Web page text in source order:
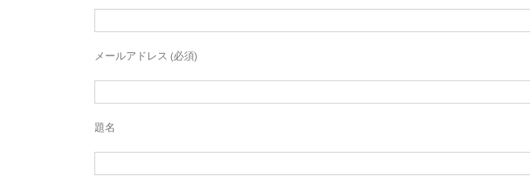
メールアドレス (必須)
題名